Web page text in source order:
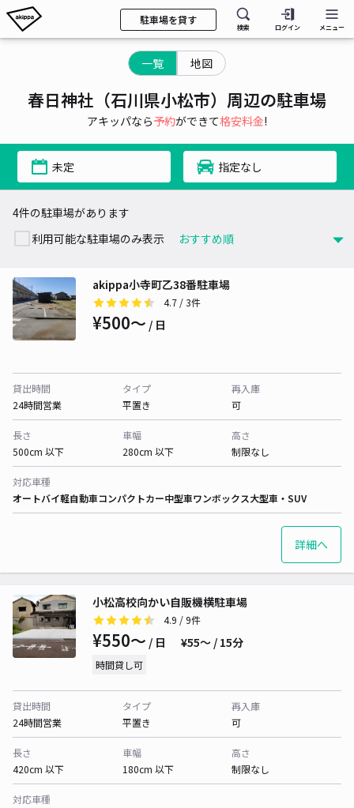
駐車場を貸す
検索 ログイン メニュー
一覧 地図
春日神社（石川県小松市）周辺の駐車場
アキッパなら予約ができて格安料金!
未定 指定なし
4件の駐車場があります
利用可能な駐車場のみ表示
akippa小寺町乙38番駐車場
4.7 / 3件
¥500〜 / 日
貸出時間
24時間営業
タイプ
平置き
再入庫
可
長さ
500cm 以下
車幅
280cm 以下
高さ
制限なし
対応車種
オートバイ軽自動車コンパクトカー中型車ワンボックス大型車・SUV
詳細へ
小松高校向かい自販機横駐車場
4.9 / 9件
¥550〜 / 日 ¥55〜 / 15分
時間貸し可
貸出時間
24時間営業
タイプ
平置き
再入庫
可
長さ
420cm 以下
車幅
180cm 以下
高さ
制限なし
対応車種